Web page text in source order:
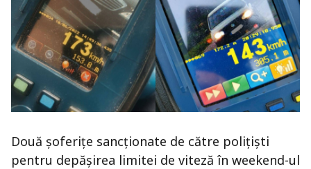
Două șoferițe sancționate de către polițiști
pentru depășirea limitei de viteză în weekend-ul